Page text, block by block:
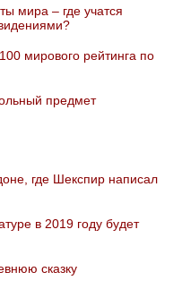
мира – где учатся
мирового рейтинга по
предмет
где Шекспир написал
в 2019 году будет
сказку